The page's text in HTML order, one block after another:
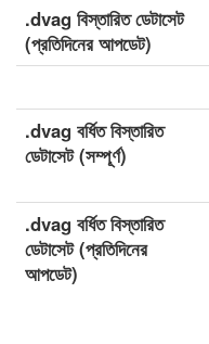
.dvag বিস্তারিত ডেটাসেট
(প্রতিদিনের আপডেট)
.dvag বর্ধিত বিস্তারিত
ডেটাসেট (সম্পূর্ণ)
.dvag বর্ধিত বিস্তারিত
ডেটাসেট (প্রতিদিনের
আপডেট)